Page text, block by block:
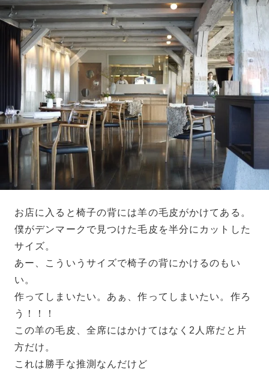
お店に入ると椅子の背には羊の毛皮がかけてある。
僕がデンマークで見つけた毛皮を半分にカットした
サイズ。
あー、こういうサイズで椅子の背にかけるのもい
い。
作ってしまいたい。あぁ、作ってしまいたい。作ろ
う！！！
この羊の毛皮、全席にはかけてはなく2人席だと片
方だけ。
これは勝手な推測なんだけど